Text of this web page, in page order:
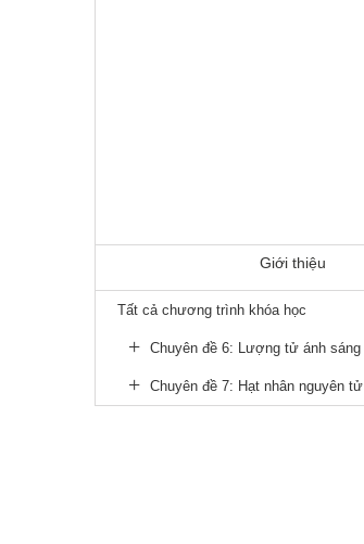
Giới thiệu
Tất cả chương trình khóa học
Chuyên đề 6: Lượng tử ánh sáng
Chuyên đề 7: Hạt nhân nguyên tử